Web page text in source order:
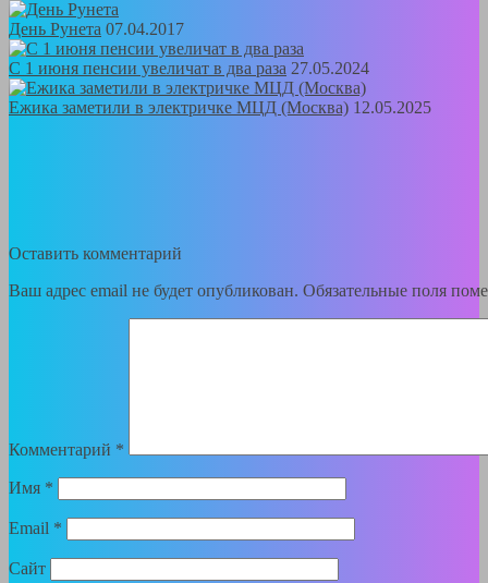
День Рунета 07.04.2017
С 1 июня пенсии увеличат в два раза 27.05.2024
Ежика заметили в электричке МЦД (Москва) 12.05.2025
Оставить комментарий
Ваш адрес email не будет опубликован. Обязательные поля
Комментарий *
Имя *
Email *
Сайт